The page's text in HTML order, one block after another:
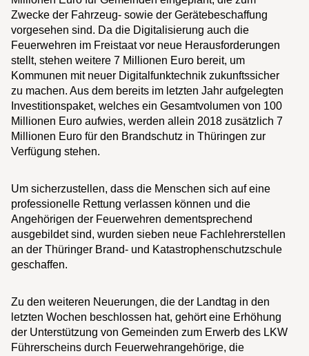
Zwecke der Fahrzeug- sowie der Gerätebeschaffung
vorgesehen sind. Da die Digitalisierung auch die
Feuerwehren im Freistaat vor neue Herausforderungen
stellt, stehen weitere 7 Millionen Euro bereit, um
Kommunen mit neuer Digitalfunktechnik zukunftssicher
zu machen. Aus dem bereits im letzten Jahr aufgelegten
Investitionspaket, welches ein Gesamtvolumen von 100
Millionen Euro aufwies, werden allein 2018 zusätzlich 7
Millionen Euro für den Brandschutz in Thüringen zur
Verfügung stehen.
Um sicherzustellen, dass die Menschen sich auf eine
professionelle Rettung verlassen können und die
Angehörigen der Feuerwehren dementsprechend
ausgebildet sind, wurden sieben neue Fachlehrerstellen
an der Thüringer Brand- und Katastrophenschutzschule
geschaffen.
Zu den weiteren Neuerungen, die der Landtag in den
letzten Wochen beschlossen hat, gehört eine Erhöhung
der Unterstützung von Gemeinden zum Erwerb des LKW
Führerscheins durch Feuerwehrangehörige, die